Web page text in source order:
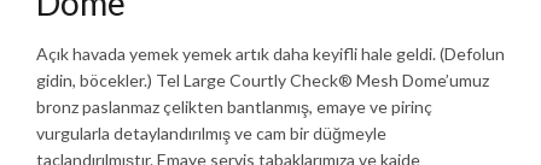
Açık havada yemek yemek artık daha keyifli hale geldi. (Defolun
gidin, böcekler.) Tel Large Courtly Check® Mesh Dome’umuz
bronz paslanmaz çelikten bantlanmış, emaye ve pirinç
vurgularla detaylandırılmış ve cam bir düğmeyle
taçlandırılmıştır. Emaye servis tabaklarımıza ve kaide